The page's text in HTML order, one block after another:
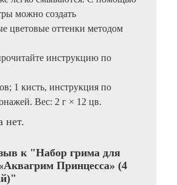
можно создать
цветовые оттенки методом
инструкцию по
1 кисть, инструкция по
Вес: 2 г × 12 цв.
нет.
к "Набор грима для
Принцесса» (4